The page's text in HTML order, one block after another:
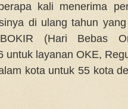
kali menerima
di ulang tahun
(Hari Bebas
untuk layanan OKE,
kota untuk 55 kota